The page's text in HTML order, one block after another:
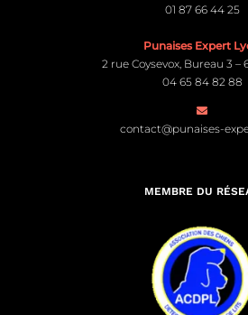
01 87 66 44 25
Punaises Expert
2 rue Coysevox, Bureau 3 –
04 65 84 82 88
contact@punaises-
MEMBRE DU